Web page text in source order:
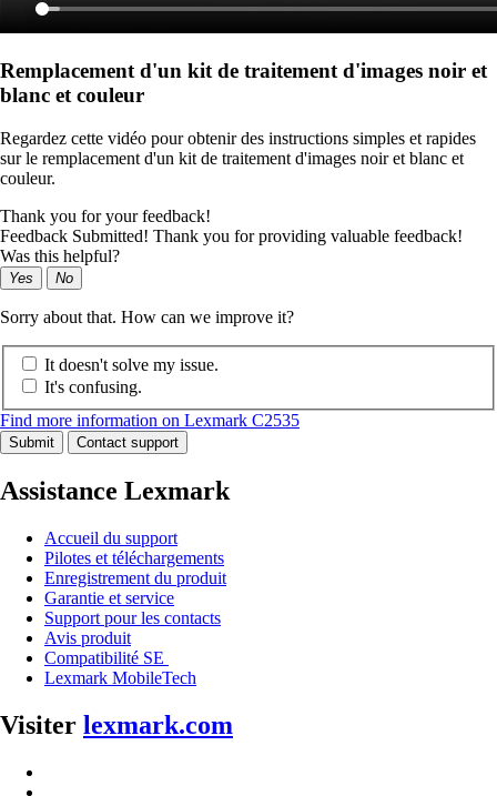
Remplacement d'un kit de traitement d'images noir et
blanc et couleur
Regardez cette vidéo pour obtenir des instructions simples et rapides
sur le remplacement d'un kit de traitement d'images noir et blanc et
couleur.
Thank you for your feedback!
Feedback Submitted! Thank you for providing valuable feedback!
Was this helpful?
Yes No
Sorry about that. How can we improve it?
It doesn't solve my issue.
It's confusing.
Find more information on Lexmark C2535
Submit Contact support
Assistance Lexmark
Accueil du support
Pilotes et téléchargements
Enregistrement du produit
Garantie et service
Support pour les contacts
Avis produit
Compatibilité SE
Lexmark MobileTech
Visiter lexmark.com